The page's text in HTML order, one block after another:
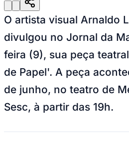
O artista visual Arnaldo
divulgou no Jornal da
feira (9), sua peça
de Papel'. A peça
de junho, no teatro de
Sesc, à partir das 19h.